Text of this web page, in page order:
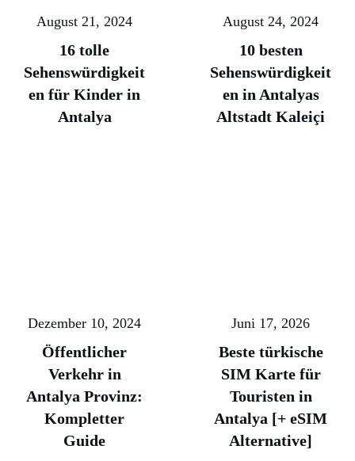
August 21, 2024
16 tolle
Sehenswürdigkeit
en für Kinder in
Antalya
August 24, 2024
10 besten
Sehenswürdigkeit
en in Antalyas
Altstadt Kaleiçi
Dezember 10, 2024
Öffentlicher
Verkehr in
Antalya Provinz:
Kompletter
Guide
Juni 17, 2026
Beste türkische
SIM Karte für
Touristen in
Antalya [+ eSIM
Alternative]